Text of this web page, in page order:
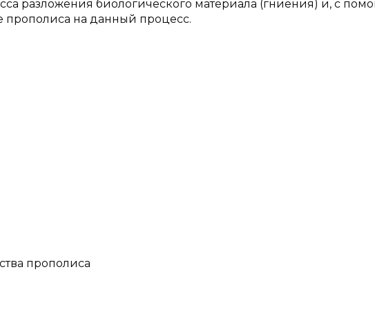
разложения биологического материала (гниения) и, с
прополиса на данный процесс.
прополиса